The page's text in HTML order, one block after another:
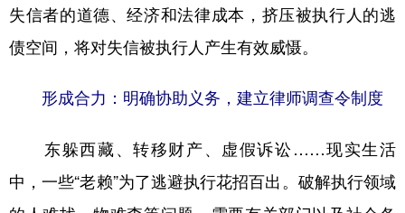
失信者的道德、经济和法律成本，挤压被执行人的逃
债空间，将对失信被执行人产生有效威慑。
形成合力：明确协助义务，建立律师调查令制度
东躲西藏、转移财产、虚假诉讼……现实生活
中，一些“老赖”为了逃避执行花招百出。破解执行领域